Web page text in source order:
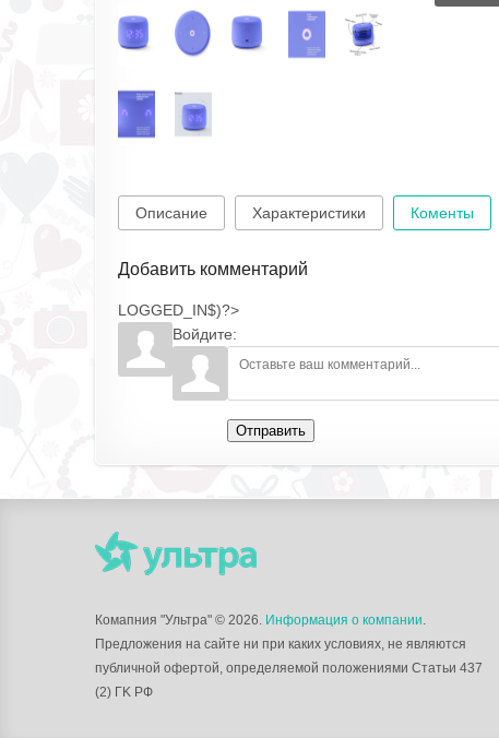
Описание Характеристики Коменты
Добавить комментарий
LOGGED_IN$)?>
Войдите:
Отправить
Комапния "Ультра" © 2026. Информация о компании.
Предложения на сайте ни при каких условиях, не являются
публичной офертой, определяемой положениями Статьи 437
(2) ГK РФ